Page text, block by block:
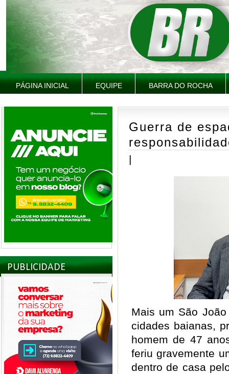
PÁGINA INICIAL EQUIPE BARRA DO ROCHA
PUBLICIDADE
Guerra de
|
Mais um São João
cidades baianas,
homem de 47
feriu gravemente
dentro de casa